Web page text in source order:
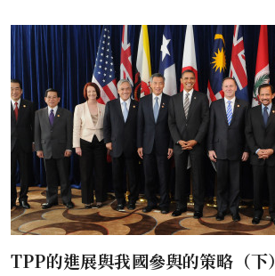
TPP的進展與我國參與的策略（下）